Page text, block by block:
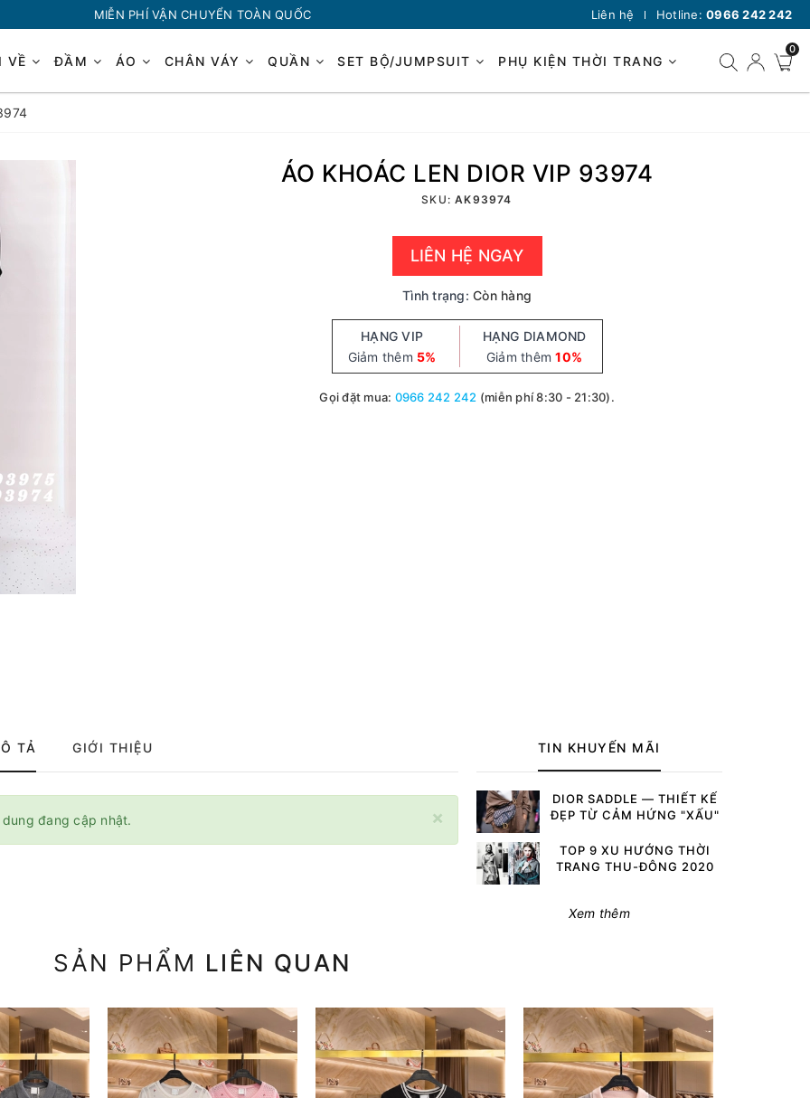
MIỄN PHÍ VẬN CHUYỂN TOÀN QUỐC Liên hệ Hotline: 0966 242 242
VỀ ĐẦM ÁO CHÂN VÁY QUẦN SET BỘ/JUMPSUIT PHỤ KIỆN THỜI TRANG
0
ÁO KHOÁC LEN DIOR VIP 93974
SKU:AK93974
LIÊN HỆ NGAY
Tình trạng: Còn hàng
HẠNG VIP
Giảm thêm 5%
HẠNG DIAMOND
Giảm thêm10%
Gọi đặt mua: 0966 242 242 (miễn phí 8:30 - 21:30).
TẢ GIỚI THIỆU
×
dung đang cập nhật.
TIN KHUYẾN MÃI
DIOR SADDLE — THIẾT KẾ
ĐẸP TỪ CẢM HỨNG "XẤU"
TOP 9 XU HƯỚNG THỜI
TRANG THU-ĐÔNG 2020
Xem thêm
SẢN PHẨM LIÊN QUAN